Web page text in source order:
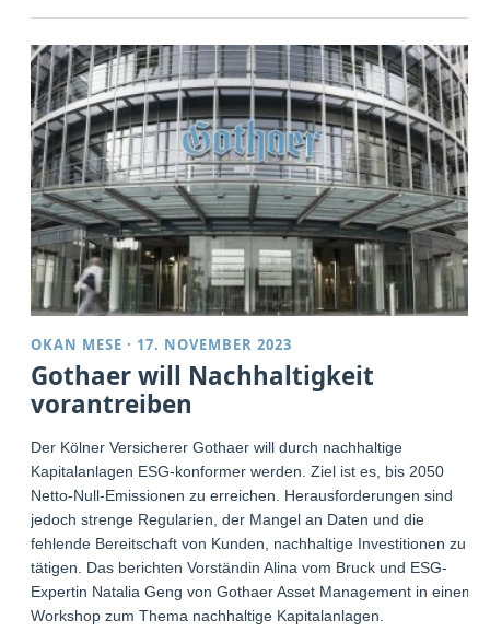
OKAN MESE · 17. NOVEMBER 2023
Gothaer will Nachhaltigkeit
vorantreiben
Der Kölner Versicherer Gothaer will durch nachhaltige
Kapitalanlagen ESG-konformer werden. Ziel ist es, bis 2050
Netto-Null-Emissionen zu erreichen. Herausforderungen sind
jedoch strenge Regularien, der Mangel an Daten und die
fehlende Bereitschaft von Kunden, nachhaltige Investitionen zu
tätigen. Das berichten Vorständin Alina vom Bruck und ESG-
Expertin Natalia Geng von Gothaer Asset Management in einem
Workshop zum Thema nachhaltige Kapitalanlagen.